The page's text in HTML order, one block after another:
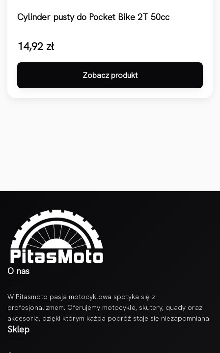
Cylinder pusty do Pocket Bike 2T 50cc
14,92 zł
Zobacz produkt
O nas
W Pitasmoto pasja motocyklowa spotyka się z
profesjonalizmem. Oferujemy motocykle, skutery, quady oraz
akcesoria, dzięki którym każda podróż staje się niezapomniana.
Sklep